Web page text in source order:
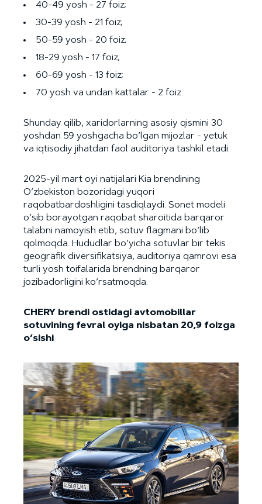
40-49 yosh - 27 foiz;
30-39 yosh - 21 foiz;
50-59 yosh - 20 foiz;
18-29 yosh - 17 foiz;
60-69 yosh - 13 foiz;
70 yosh va undan kattalar - 2 foiz.
Shunday qilib, xaridorlarning asosiy qismini 30
yoshdan 59 yoshgacha bo‘lgan mijozlar - yetuk
va iqtisodiy jihatdan faol auditoriya tashkil etadi.
2025-yil mart oyi natijalari Kia brendining
O‘zbekiston bozoridagi yuqori
raqobatbardoshligini tasdiqlaydi. Sonet modeli
o‘sib borayotgan raqobat sharoitida barqaror
talabni namoyish etib, sotuv flagmani bo‘lib
qolmoqda. Hududlar bo‘yicha sotuvlar bir tekis
geografik diversifikatsiya, auditoriya qamrovi esa
turli yosh toifalarida brendning barqaror
jozibadorligini ko‘rsatmoqda.
CHERY brendi ostidagi avtomobillar
sotuvining fevral oyiga nisbatan 20,9 foizga
o‘sishi